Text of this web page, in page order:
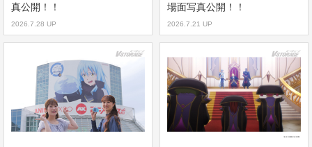
真公開！！
2026.7.28 UP
場面写真公開！！
2026.7.21 UP